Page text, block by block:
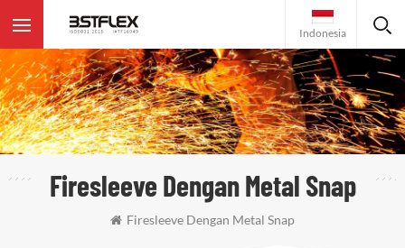
Indonesia
Firesleeve Dengan Metal Snap
Firesleeve Dengan Metal Snap